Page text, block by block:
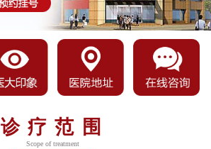
诊疗范围
Scope of treatment